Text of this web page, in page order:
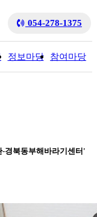
054-278-1375
정보마당 참여마당
경북동부해바라기센터'